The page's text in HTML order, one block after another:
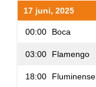
17 juni, 2025
00:00 Boca
03:00 Flamengo
18:00 Fluminense